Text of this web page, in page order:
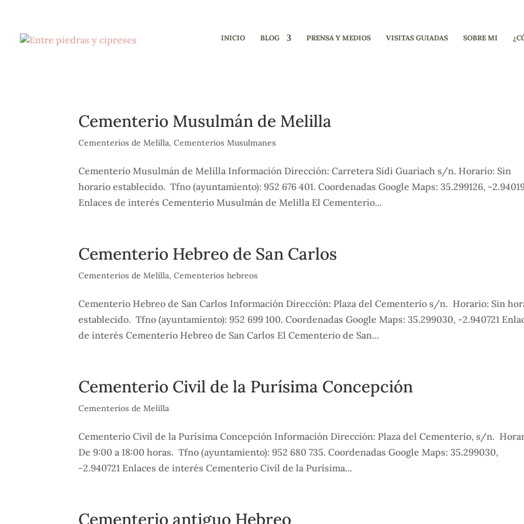
INICIO BLOG PRENSA Y MEDIOS VISITAS GUIADAS SOBRE MI
Cementerio Musulmán de Melilla
Cementerios de Melilla,Cementerios Musulmanes
Cementerio Musulmán de Melilla Información Dirección: Carretera Sidi Guariach s/n. Horario: Sin
horario establecido. Tfno (ayuntamiento): 952 676 401. Coordenadas Google Maps: 35.299126, -
Enlaces de interés Cementerio Musulmán de Melilla El Cementerio...
Cementerio Hebreo de San Carlos
Cementerios de Melilla,Cementerios hebreos
Cementerio Hebreo de San Carlos Información Dirección: Plaza del Cementerio s/n. Horario: Sin
establecido. Tfno (ayuntamiento): 952 699 100. Coordenadas Google Maps: 35.299030, -2.940721
de interés Cementerio Hebreo de San Carlos El Cementerio de San...
Cementerio Civil de la Purísima Concepción
Cementerios de Melilla
Cementerio Civil de la Purísima Concepción Información Dirección: Plaza del Cementerio, s/n.
De 9:00 a 18:00 horas. Tfno (ayuntamiento): 952 680 735. Coordenadas Google Maps: 35.299030,
-2.940721 Enlaces de interés Cementerio Civil de la Purísima...
Cementerio antiguo Hebreo